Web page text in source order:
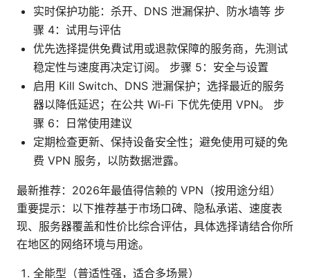
实时保护功能：杀开、DNS 泄漏保护、防水墙等 步
骤 4：试用与评估
优先选择提供免費试用或退款保障的服务商，先测试
稳定性与速度再决定订阅。 步骤 5：安全与设置
启用 Kill Switch、DNS 泄漏保护；选择最近的服务
器以降低延迟；在公共 Wi‑Fi 下优先使用 VPN。 步
骤 6：日常使用建议
定期检查更新、保持设备安全性；避免使用可疑的免
费 VPN 服务，以防数据泄露。
最新推荐：2026年最值得信赖的 VPN（按用途分组）
重要提示：以下推荐基于市场口碑、隐私承诺、速度表
现、服务器覆盖和性价比综合评估，具体选择请结合你所
在地区的网络环境与用途。
全能型（普适性强，适合多场景）